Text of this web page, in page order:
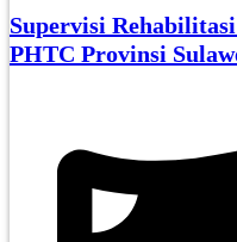
Supervisi
PHTC Provinsi